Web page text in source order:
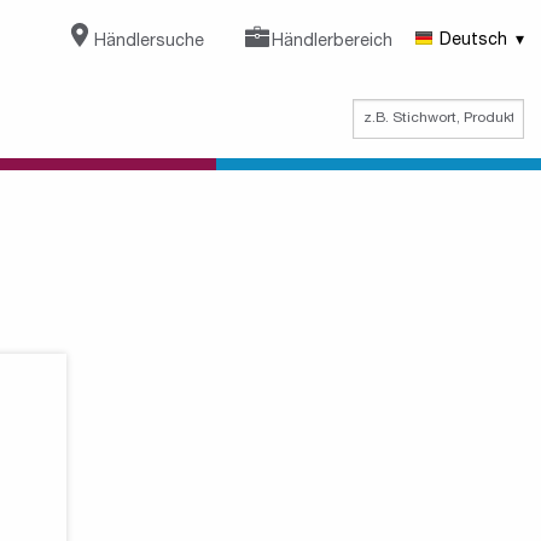
Händlersuche Händlerbereich Deutsch